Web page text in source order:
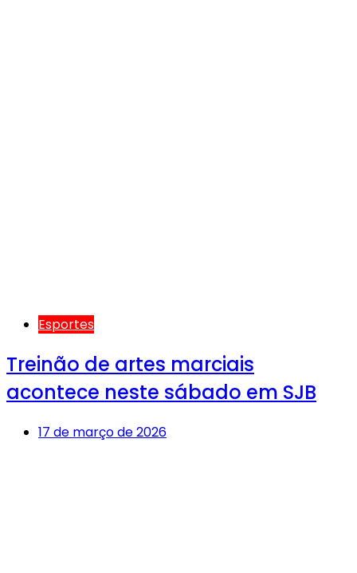
Esportes
Treinão de artes marciais
acontece neste sábado em SJB
17 de março de 2026